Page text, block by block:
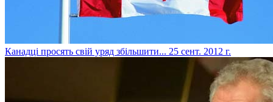
Канадці просять свій уряд збільшити... 25 сент. 2012 г.